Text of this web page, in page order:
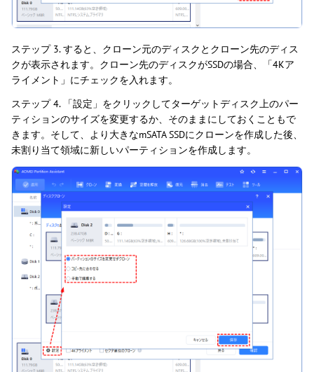
ステップ 3. すると、クローン元のディスクとクローン先のディス
クが表示されます。クローン先のディスクがSSDの場合、「4Kア
ライメント」にチェックを入れます。
ステップ 4. 「設定」をクリックしてターゲットディスク上のパー
ティションのサイズを変更するか、そのままにしておくこともで
きます。そして、より大きなmSATA SSDにクローンを作成した後、
未割り当て領域に新しいパーティションを作成します。